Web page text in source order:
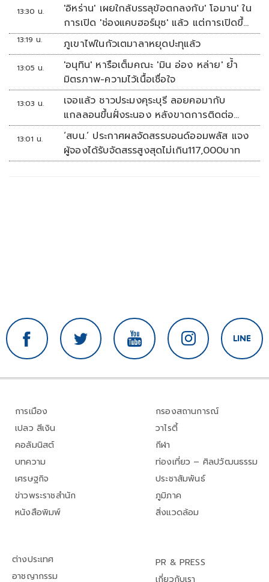
13:30 น.
'อิหร่าน' เผยใกล้บรรลุข้อตกลงกับ' โอมาน' ใน
การเปิด 'ช่องแคบฮอร์มุซ' แล้ว แต่การเปิดขึ้น
อยู่กับสหรัฐฯ
13:19 น. ภูเขาไฟในกัวเตมาลาหยุดปะทุแล้ว
13:05 น.
'อนุทิน' หารือเต็มคณะ 'มิน อ่อง หล่าย' ย้ำ
มิตรภาพ-ความไว้เนื้อเชื่อใจ
13:03 น.
เจอแล้ว ชาวประมงคุระบุรี ลอยคอมากับ
แกลลอนขึ้นฝั่งระนอง หลังขาดการติดต่อ
หลายวัน
13:01 น.
‘สบน.’ ประกาศผลจัดสรรบอนด์ออมพลัส แจง
ผู้จองได้รับจัดสรรสูงสุดไม่เกิน117,000บาท
การเมือง
เปลว สีเงิน
คอลัมนิสต์
บทความ
เศรษฐกิจ
ข่าวพระราชสำนัก
หนังสือพิมพ์
กรองสถานการณ์
วาไรตี้
กีฬา
ท่องเที่ยว – ศิลปวัฒนธรรม
ประชาสัมพันธ์
ภูมิภาค
สิ่งแวดล้อม
ต่างประเทศ
อาชญากรรม
PR & PRESS
เกี่ยวกับเรา